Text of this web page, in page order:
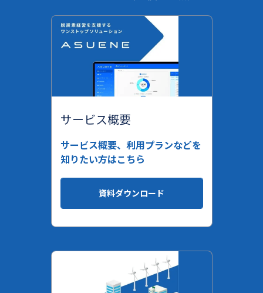
サービス概要
サービス概要、利用プランなどを
知りたい方はこちら
資料ダウンロード